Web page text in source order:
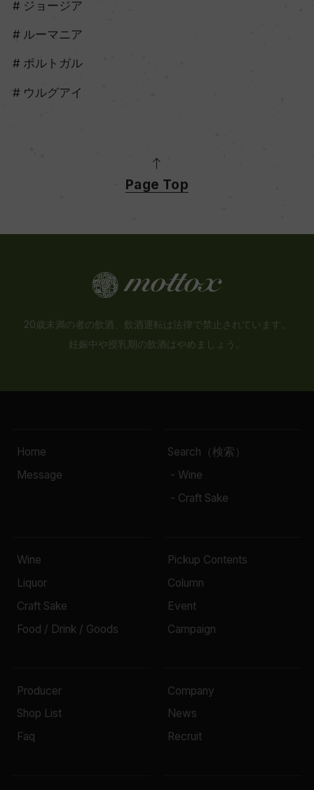
ジョージア
ルーマニア
ポルトガル
ウルグアイ
Page Top
20歳未満の者の飲酒、飲酒運転は法律で禁止されています。
妊娠中や授乳期の飲酒はやめましょう。
Home
Message
Search（検索）
- Wine
- Craft Sake
Wine
Liquor
Craft Sake
Food / Drink / Goods
Pickup Contents
Column
Event
Campaign
Producer
Shop List
Faq
Company
News
Recruit